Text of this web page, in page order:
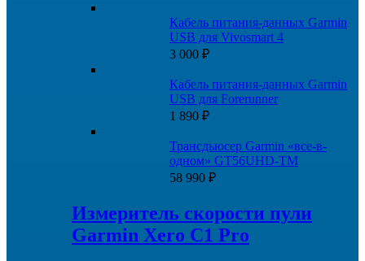
Кабель питания-данных Garmin
USB для Vivosmart 4
3 000 ₽
Кабель питания-данных Garmin
USB для Forerunner
1 890 ₽
Трансдьюсер Garmin «все-в-
одном» GT56UHD-TM
58 990 ₽
Измеритель скорости пули
Garmin Xero C1 Pro